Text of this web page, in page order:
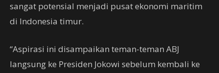
sangat potensial menjadi pusat ekonomi maritim
di Indonesia timur.
“Aspirasi ini disampaikan teman-teman ABJ
langsung ke Presiden Jokowi sebelum kembali ke